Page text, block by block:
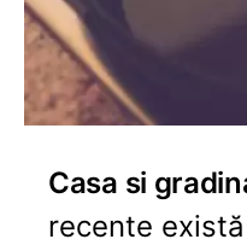
Casa si
recente